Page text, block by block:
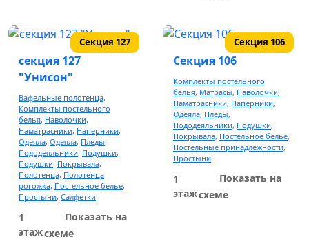
пинетки, носки
Мешок для коляски
Комбинезоны трансформер
Кокон
Одежда для детей
Нижнее белье
Водолазки
Секция 127
секция 127
"Унисон"
Вафельные полотенца,
Комплекты постельного
белья, Наволочки,
Наматрасники, Наперники,
Одеяла, Одеяла, Пледы,
Пододеяльники, Подушки,
Подушки, Покрывала,
Полотенца, Полотенца
рогожка, Постельное белье,
Простыни, Салфетки
1
этаж
Показать на
схеме
Секция 106
Секция 106
Комплекты постельного
белья, Матрасы, Наволочки,
Наматрасники, Наперники,
Одеяла, Пледы,
Пододеяльники, Подушки,
Покрывала, Постельное белье,
Постельные принадлежности,
Простыни
1
этаж
Показать на
схеме